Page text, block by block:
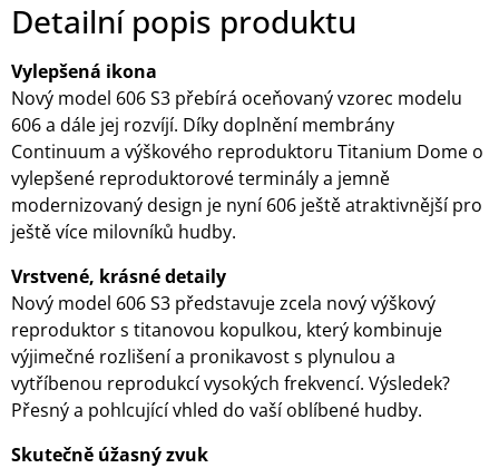
Detailní popis produktu
Vylepšená ikona
Nový model 606 S3 přebírá oceňovaný vzorec modelu
606 a dále jej rozvíjí. Díky doplnění membrány
Continuum a výškového reproduktoru Titanium Dome o
vylepšené reproduktorové terminály a jemně
modernizovaný design je nyní 606 ještě atraktivnější pro
ještě více milovníků hudby.
Vrstvené, krásné detaily
Nový model 606 S3 představuje zcela nový výškový
reproduktor s titanovou kopulkou, který kombinuje
výjimečné rozlišení a pronikavost s plynulou a
vytříbenou reprodukcí vysokých frekvencí. Výsledek?
Přesný a pohlcující vhled do vaší oblíbené hudby.
Skutečně úžasný zvuk